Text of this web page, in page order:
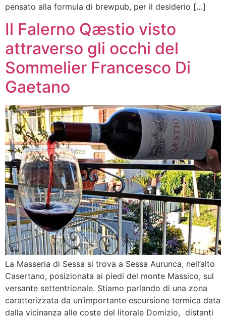
pensato alla formula di brewpub, per il desiderio […]
Il Falerno Qæstio visto
attraverso gli occhi del
Sommelier Francesco Di
Gaetano
La Masseria di Sessa si trova a Sessa Aurunca, nell’alto
Casertano, posizionata ai piedi del monte Massico, sul
versante settentrionale. Stiamo parlando di una zona
caratterizzata da un’importante escursione termica data
dalla vicinanza alle coste del litorale Domizio, distanti